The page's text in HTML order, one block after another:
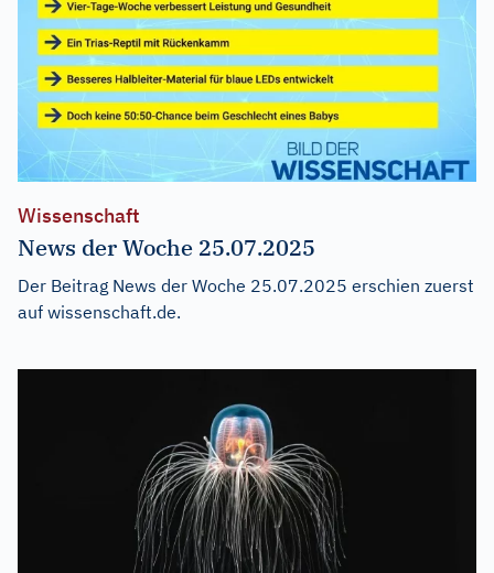
Wissenschaft
News der Woche 25.07.2025
Der Beitrag News der Woche 25.07.2025 erschien zuerst
auf wissenschaft.de.